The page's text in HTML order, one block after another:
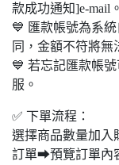
款成功通知]e-mail。
💙 匯款帳號為系
同，金額不符將無
💙 若忘記匯款帳
服。
✅ 下單流程：
選擇商品數量加
訂單➡預覽訂單內